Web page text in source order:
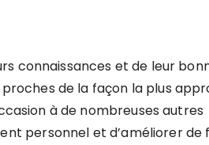
connaissances et de leur
de la façon la plus
à de nombreuses autres
personnel et d’améliorer de